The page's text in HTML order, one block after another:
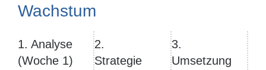
Wachstum
1. Analyse
(Woche 1)
2.
Strategie
3.
Umsetzung